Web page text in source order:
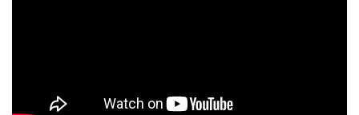
Цветы